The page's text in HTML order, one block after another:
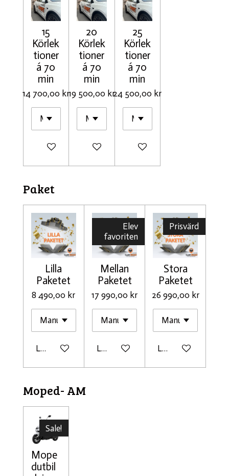
15
Körlek
tioner
á 70
min
14 700,00 kr
Lägg till i varukorg
20
Körlek
tioner
á 70
min
19 500,00 kr
Lägg till i varukorg
25
Körlek
tioner
á 70
min
24 500,00 kr
Lägg till i varukorg
Paket
Lilla
Paketet
8 490,00 kr
Lägg till i varukorg
Elev
favoriten
Mellan
Paketet
17 990,00 kr
Lägg till i varukorg
Prisvärd
Stora
Paketet
26 990,00 kr
Lägg till i varukorg
Moped- AM
Sale!
Mope
dutbil